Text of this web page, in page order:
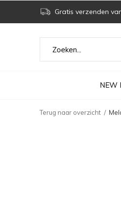
NEW
Gratis verzenden
Terug naar overzicht